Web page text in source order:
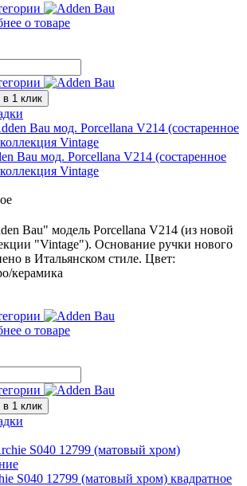
о товаре
в 1 клик
Bau мод. Porcellana V214 (состаренное
Vintage
Bau" модель Porcellana V214 (из новой
"Vintage"). Основание ручки нового
в Итальянском стиле. Цвет:
керамика
о товаре
в 1 клик
S040 12799 (матовый хром) квадратное